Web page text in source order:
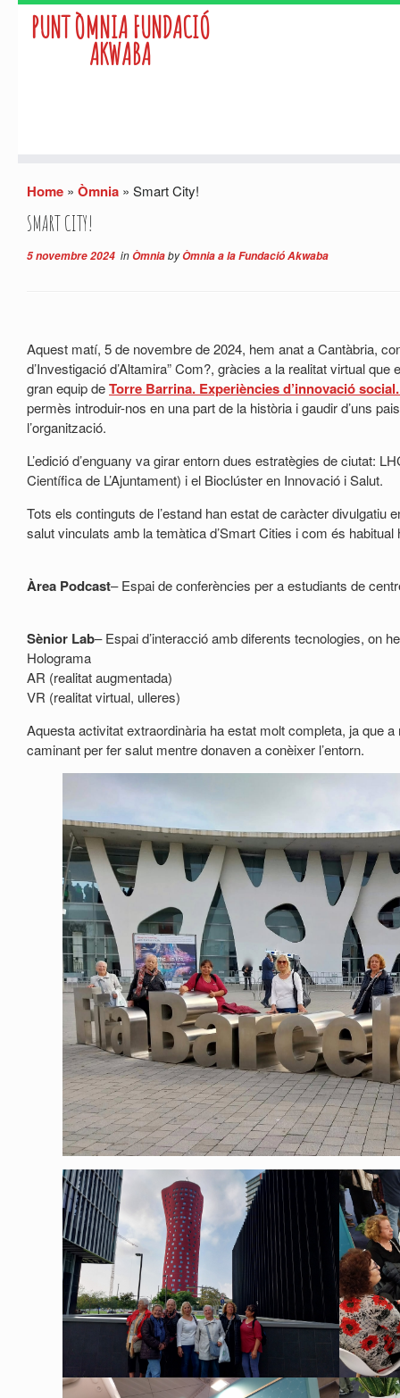
to
content
PUNT ÒMNIA FUNDACIÓ
AKWABA
Home » Òmnia » Smart City!
SMART CITY!
5 novembre 2024 inÒmniabyÒmnia a la Fundació Akwaba
Aquest matí, 5 de novembre de 2024, hem anat a Cantàbria,
d’Investigació d’Altamira” Com?, gràcies a la realitat virtual
gran equip deTorre Barrina. Experiències d’innovació
permès introduir-nos en una part de la història i gaudir d’uns
l’organització.
L’edició d’enguany va girar entorn dues estratègies de ciutat:
Científica de L’Ajuntament) i el Bioclúster en Innovació i Salut.
Tots els continguts de l’estand han estat de caràcter divulgatiu
salut vinculats amb la temàtica d’Smart Cities i com és
Àrea Podcast– Espai de conferències per a estudiants de
Sènior Lab– Espai d’interacció amb diferents tecnologies, on
Holograma
AR (realitat augmentada)
VR (realitat virtual, ulleres)
Aquesta activitat extraordinària ha estat molt completa, ja que
caminant per fer salut mentre donaven a conèixer l’entorn.